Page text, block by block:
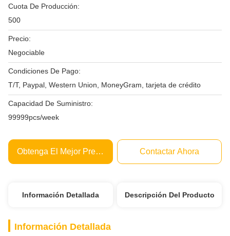
Cuota De Producción:
500
Precio:
Negociable
Condiciones De Pago:
T/T, Paypal, Western Union, MoneyGram, tarjeta de crédito
Capacidad De Suministro:
99999pcs/week
Obtenga El Mejor Precio Contactar Ahora
Información Detallada Descripción Del Producto
Información Detallada